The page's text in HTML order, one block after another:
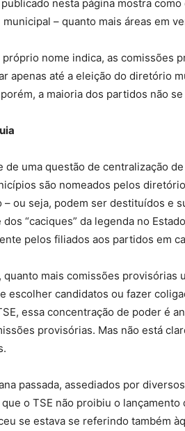
publicado nesta página mostra
municipal – quanto mais áreas em
próprio nome indica, as comissões
apenas até a eleição do diretório
a maioria dos partidos não
de uma questão de centralização
são nomeados pelos
– ou seja, podem ser destituídos e
dos “caciques” da legenda no
pelos filiados aos partidos em
quanto mais comissões
escolher candidatos ou fazer
essa concentração de poder é
provisórias. Mas não está
passada, assediados por
o TSE não proibiu o
se estava se referindo também